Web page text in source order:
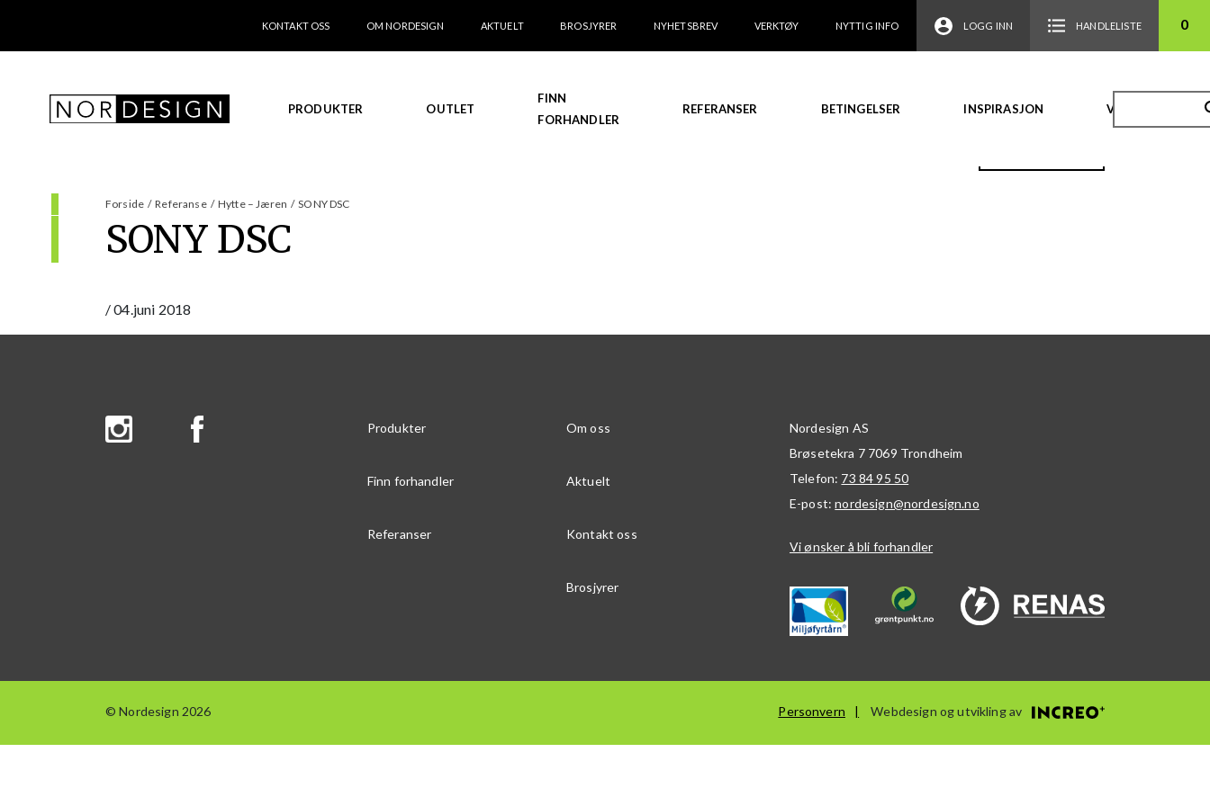
KONTAKT OSS OM NORDESIGN AKTUELT BROSJYRER NYHETSBREV VERKTØY NYTTIG INFO LOGG INN HANDLELISTE 0
PRODUKTER OUTLET
FINN
FORHANDLER
REFERANSER BETINGELSER INSPIRASJON VIDEO
Forside / Referanse / Hytte – Jæren / SONY DSC
SONY DSC
/04.juni 2018
Produkter Om oss
Finn forhandler Aktuelt
Referanser Kontakt oss
Brosjyrer
Nordesign AS
Brøsetekra 7 7069 Trondheim
Telefon: 73 84 95 50
E-post:nordesign@nordesign.no
Vi ønsker å bli forhandler
© Nordesign 2026 Personvern Webdesign og utvikling av